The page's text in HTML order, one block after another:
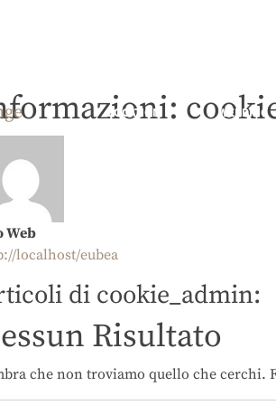
LOCATION WEDDING
Web
localhost/eubea
di cookie_admin:
Risultato
che non troviamo quello che cerchi.